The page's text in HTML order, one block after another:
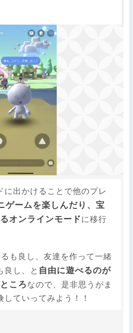
に出かけることで他のプレ
ゲームを楽しんだり、宝
オンラインモードに移行
も良し、友達を作って一緒
良し、と 自由に遊べるのが
ころなので、是非思うがま
していってみよう！！